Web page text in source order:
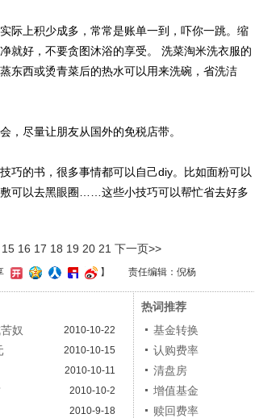
上积少成多，常常是账单一到，吓你一跳。缩
就好，不要贪图沐浴的享受。 洗菜淘米洗衣服的
东西或烫青菜后的热水可以用来洗碗，省洗洁
尽量让朋友从国外的免税店带。
的书，很多事情都可以自己diy。比如面粉可以
可以去黑眼圈……这些小技巧可以帮忙省去好多
15 16 17 18 19 20 21 下一页>>
】 责任编辑：倪杨
奴
2010-10-22
2010-10-15
2010-10-11
2010-10-2
2010-9-18
热词推荐
基金转换
认购费率
清盘房
增值基金
赎回费率